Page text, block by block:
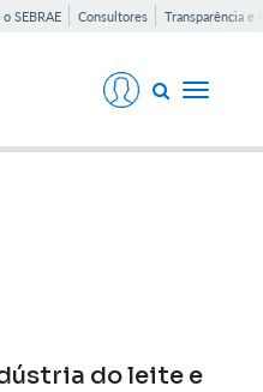
SEBRAE Consultores Transparência e
Toggle
do leite e